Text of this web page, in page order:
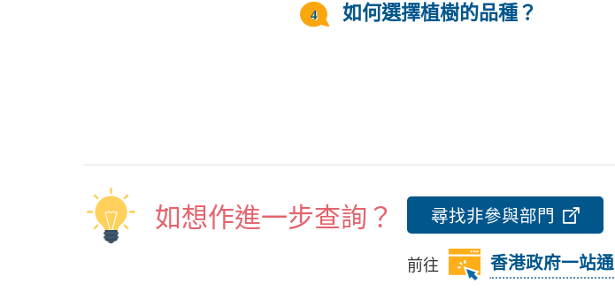
如何選擇植樹的品種？
如想作進一步查詢？ 尋找非參與部門
前往 香港政府一站通